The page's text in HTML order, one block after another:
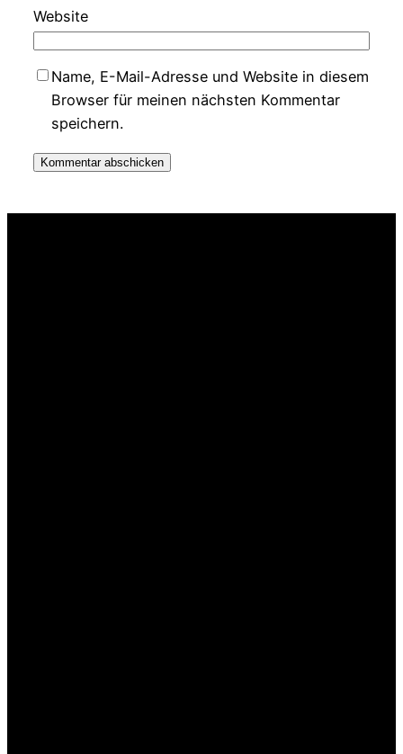
Website
Name, E-Mail-Adresse und Website in diesem
Browser für meinen nächsten Kommentar
speichern.